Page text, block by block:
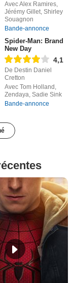
Avec Alex Ramires,
Jérémy Gillet, Shirley
Souagnon
Bande-annonce
Spider-Man: Brand
New Day
4,1
De Destin Daniel
Cretton
Avec Tom Holland,
Zendaya, Sadie Sink
Bande-annonce